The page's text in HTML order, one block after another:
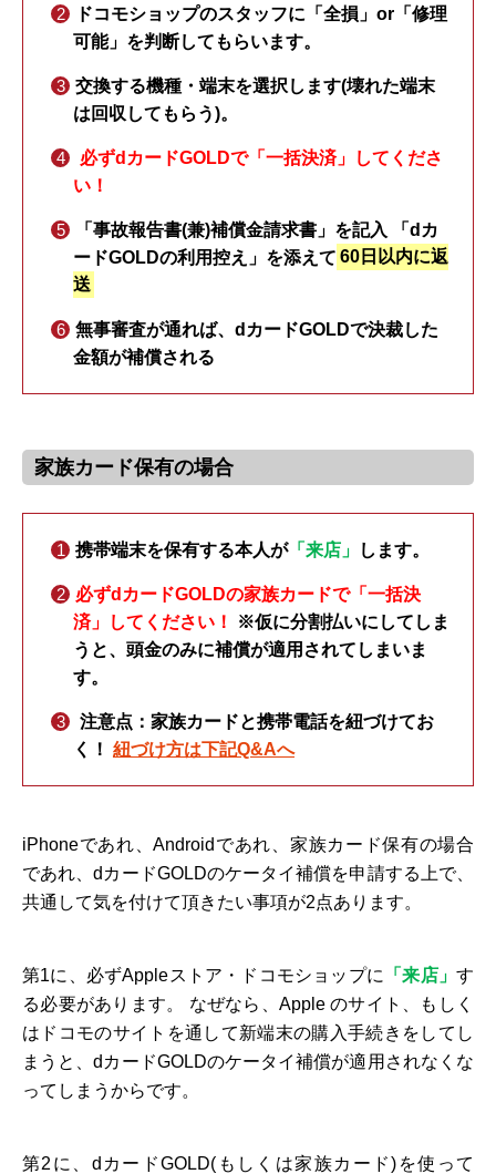
ドコモショップのスタッフに「全損」or「修理
可能」を判断してもらいます。
交換する機種・端末を選択します(壊れた端末
は回収してもらう)。
必ずdカードGOLDで「一括決済」してくださ
い！
「事故報告書(兼)補償金請求書」を記入
「dカ
ードGOLDの利用控え」を添えて 60日以内に返
送
無事審査が通れば、dカードGOLDで決裁した
金額が補償される
家族カード保有の場合
携帯端末を保有する本人が「来店」 します。
必ずdカードGOLDの家族カードで「一括決
済」してください！
※仮に分割払いにしてしま
うと、頭金のみに補償が適用されてしまいま
す。
注意点：家族カードと携帯電話を紐づけてお
く！ 紐づけ方は下記Q&Aへ
iPhoneであれ、Androidであれ、家族カード保有の場合
であれ、dカードGOLDのケータイ補償を申請する上で、
共通して気を付けて頂きたい事項が2点あります。
第1に、必ずAppleストア・ドコモショップに 「来店」す
る必要があります。 なぜなら、Apple のサイト、もしく
はドコモのサイトを通して新端末の購入手続きをしてし
まうと、dカードGOLDのケータイ補償が適用されなくな
ってしまうからです。
第2に、dカードGOLD(もしくは家族カード)を使って